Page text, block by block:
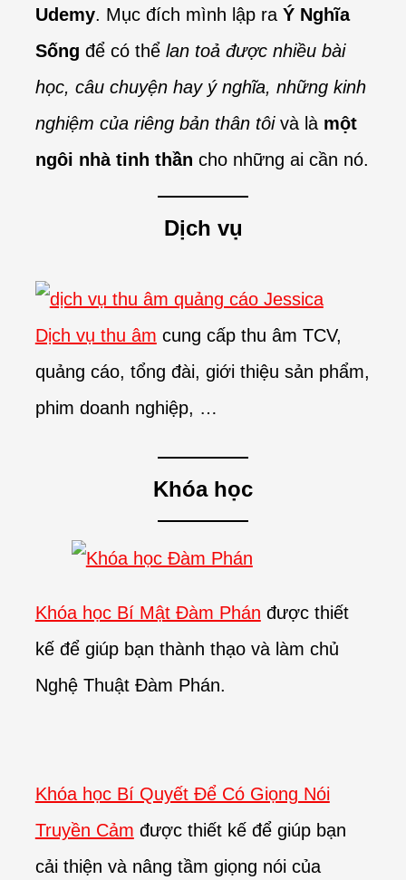
Udemy. Mục đích mình lập ra Ý Nghĩa
Sống để có thể lan toả được nhiều bài
học, câu chuyện hay ý nghĩa, những kinh
nghiệm của riêng bản thân tôivà là một
ngôi nhà tinh thần cho những ai cần nó.
Dịch vụ
Dịch vụ thu âm cung cấp thu âm TCV,
quảng cáo, tổng đài, giới thiệu sản phẩm,
phim doanh nghiệp, …
Khóa học
Khóa học Bí Mật Đàm Phán được thiết
kế để giúp bạn thành thạo và làm chủ
Nghệ Thuật Đàm Phán.
Khóa học Bí Quyết Để Có Giọng Nói
Truyền Cảm được thiết kế để giúp bạn
cải thiện và nâng tầm giọng nói của